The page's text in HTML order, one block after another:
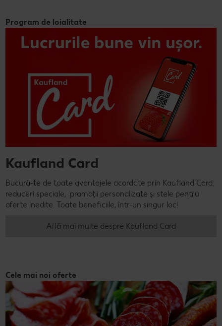
Program de loialitate
Kaufland Card
Bucură-te de toate avantajele acordate prin Kaufland Card:
reduceri speciale, promoții personalizate și stele pentru
oferte inedite. Toate beneficiile, într-un singur loc!
Află mai multe despre Kaufland Card
Cele mai noi oferte